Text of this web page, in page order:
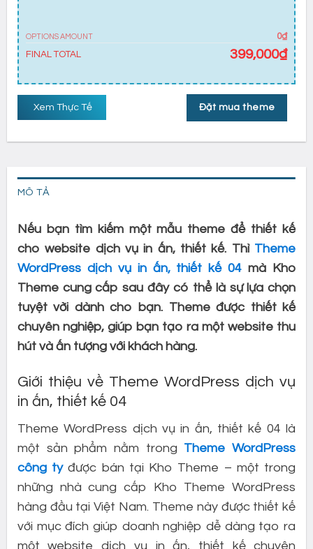
OPTIONS AMOUNT
0₫
FINAL TOTAL
399,000₫
Đặt mua theme
Xem Thực Tế
MÔ TẢ
Nếu bạn tìm kiếm một mẫu theme để thiết kế
cho website dịch vụ in ấn, thiết kế. Thì Theme
WordPress dịch vụ in ấn, thiết kế 04 mà Kho
Theme cung cấp sau đây có thể là sự lựa chọn
tuyệt vời dành cho bạn. Theme được thiết kế
chuyên nghiệp, giúp bạn tạo ra một website thu
hút và ấn tượng với khách hàng.
Giới thiệu về Theme WordPress dịch vụ
in ấn, thiết kế 04
Theme WordPress dịch vụ in ấn, thiết kế 04 là
một sản phẩm nằm trong Theme WordPress
công tyđược bán tại Kho Theme – một trong
những nhà cung cấp Kho Theme WordPress
hàng đầu tại Việt Nam. Theme này được thiết kế
với mục đích giúp doanh nghiệp dễ dàng tạo ra
một website dịch vụ in ấn, thiết kế chuyên